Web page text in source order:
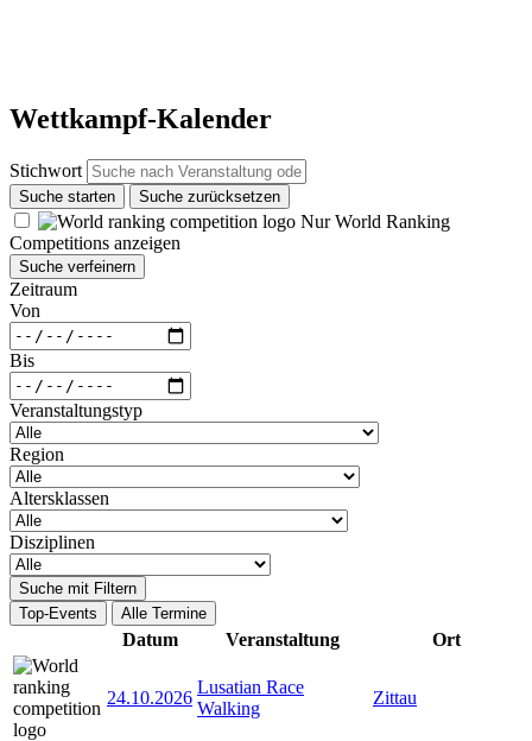
Wettkampf-Kalender
Stichwort
Suche starten Suche zurücksetzen
Nur World Ranking
Competitions anzeigen
Suche verfeinern
Zeitraum
Von
Bis
Veranstaltungstyp
Region
Altersklassen
Disziplinen
Suche mit Filtern
Top-Events
Alle Termine
Datum Veranstaltung Ort
24.10.2026
Lusatian Race
Walking
Zittau